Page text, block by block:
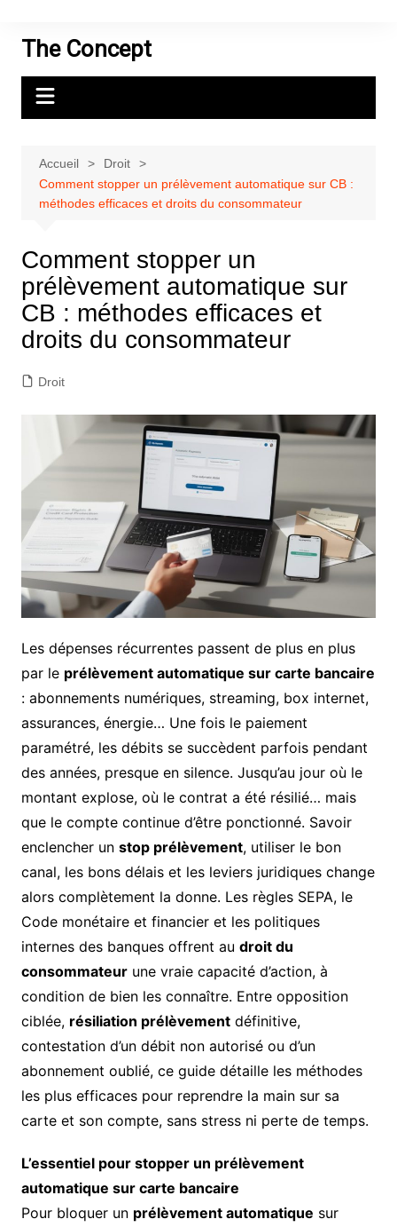
contenuThe Concept
Accueil
Droit
Comment stopper un prélèvement automatique sur CB :
méthodes efficaces et droits du consommateur
Comment stopper un
prélèvement automatique sur
CB : méthodes efficaces et
droits du consommateur
Droit
Les dépenses récurrentes passent de plus en plus
par le prélèvement automatique sur carte bancaire
: abonnements numériques, streaming, box internet,
assurances, énergie… Une fois le paiement
paramétré, les débits se succèdent parfois pendant
des années, presque en silence. Jusqu’au jour où le
montant explose, où le contrat a été résilié… mais
que le compte continue d’être ponctionné. Savoir
enclencher un stop prélèvement, utiliser le bon
canal, les bons délais et les leviers juridiques change
alors complètement la donne. Les règles SEPA, le
Code monétaire et financier et les politiques
internes des banques offrent au droit du
consommateurune vraie capacité d’action, à
condition de bien les connaître. Entre opposition
ciblée, résiliation prélèvementdéfinitive,
contestation d’un débit non autorisé ou d’un
abonnement oublié, ce guide détaille les méthodes
les plus efficaces pour reprendre la main sur sa
carte et son compte, sans stress ni perte de temps.
L’essentiel pour stopper un prélèvement
automatique sur carte bancaire
Pour bloquer un prélèvement automatique sur